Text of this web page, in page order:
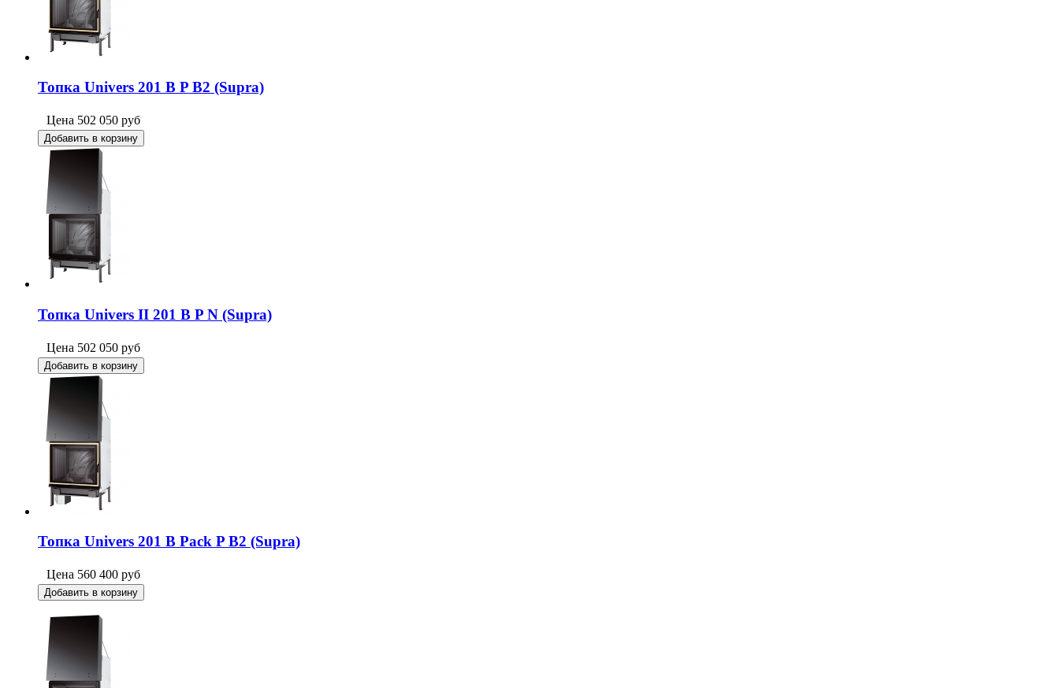
Топка Univers 201 B P B2 (Supra)
Цена 502 050 руб
Добавить в корзину
Топка Univers II 201 B P N (Supra)
Цена 502 050 руб
Добавить в корзину
Топка Univers 201 B Pack P B2 (Supra)
Цена 560 400 руб
Добавить в корзину